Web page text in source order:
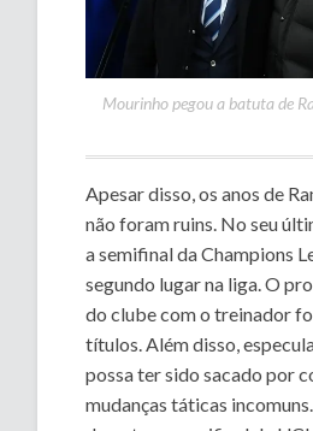
Mourinho pegou a batuta de
Apesar disso, os anos de
não foram ruins. No seu
a semifinal da Champions
segundo lugar na liga. O
do clube com o treinador
títulos. Além disso,
possa ter sido sacado por
mudanças táticas